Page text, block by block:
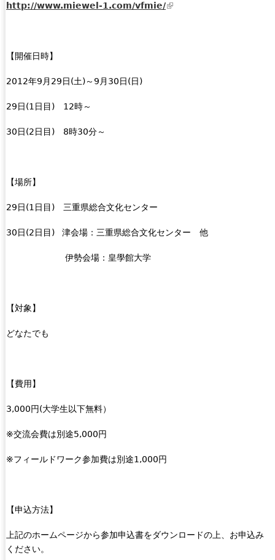
http://www.miewel-1.com/vfmie/(
【開催日時】
2012年9月29日(土)～9月30日(日)
29日(1日目) 12時～
30日(2日目) 8時30分～
【場所】
29日(1日目) 三重県総合文化センター
30日(2日目) 津会場：三重県総合文化センター 他
伊勢会場：皇學館大学
【対象】
どなたでも
【費用】
3,000円(大学生以下無料）
※交流会費は別途5,000円
※フィールドワーク参加費は別途1,000円
【申込方法】
上記のホームページから参加申込書をダウンロードの上、お申込み
ください。